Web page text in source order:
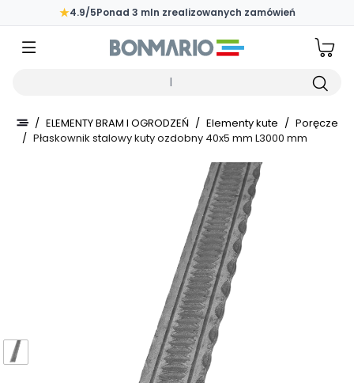
Przejdź do głównej zawartości strony
★4.9/5Ponad 3 mln zrealizowanych zamówień
/ ELEMENTY BRAM I OGRODZEŃ / Elementy kute / Poręcze
/ Płaskownik stalowy kuty ozdobny 40x5 mm L3000 mm